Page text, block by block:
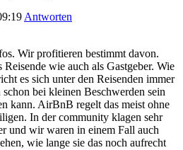
Antworten
Wir profitieren bestimmt davon.
wie auch als Gastgeber. Wie
es sich unter den Reisenden immer
schon bei kleinen Beschwerden sein
kann. AirBnB regelt das meist ohne
In der community klagen sehr
und wir waren in einem Fall auch
wie lange sie das noch aufrecht